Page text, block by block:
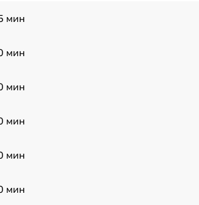
мин
мин
мин
мин
мин
мин